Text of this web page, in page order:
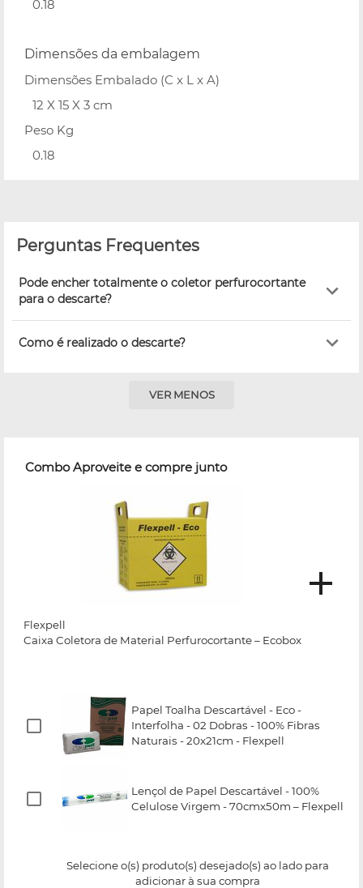
0.18
Dimensões da embalagem
Dimensões Embalado (C x L x A)
12 X 15 X 3 cm
Peso Kg
0.18
Perguntas Frequentes
Pode encher totalmente o coletor perfurocortante
para o descarte?
Como é realizado o descarte?
VER MENOS
Combo Aproveite e compre junto
Flexpell
Caixa Coletora de Material Perfurocortante – Ecobox
Papel Toalha Descartável - Eco -
Interfolha - 02 Dobras - 100% Fibras
Naturais - 20x21cm - Flexpell
Lençol de Papel Descartável - 100%
Celulose Virgem - 70cmx50m – Flexpell
Selecione o(s) produto(s) desejado(s) ao lado para
adicionar à sua compra